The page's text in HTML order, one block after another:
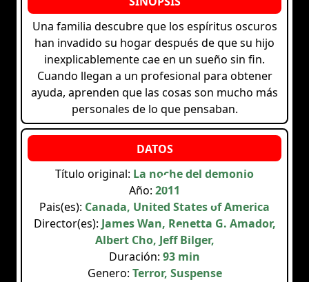
Una familia descubre que los espíritus oscuros
han invadido su hogar después de que su hijo
inexplicablemente cae en un sueño sin fin.
Cuando llegan a un profesional para obtener
ayuda, aprenden que las cosas son mucho más
personales de lo que pensaban.
Título original: La noche del demonio
Año: 2011
Pais(es): Canada, United States of America
Director(es): James Wan, Renetta G. Amador,
Albert Cho, Jeff Bilger,
Duración: 93 min
Genero: Terror, Suspense